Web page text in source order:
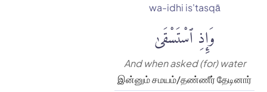
wa-idhi is'tasqā
وَإِذِ ٱسْتَسْقَىٰ
And when asked (for) water
இன்னும் சமயம்/தண்ணீர் தேடினார்